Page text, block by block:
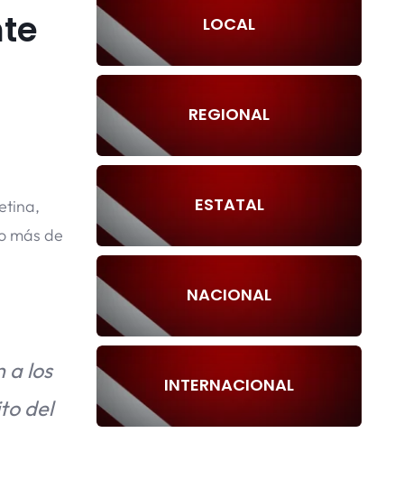
más de
a los
del
LOCAL
REGIONAL
ESTATAL
NACIONAL
INTERNACIONAL